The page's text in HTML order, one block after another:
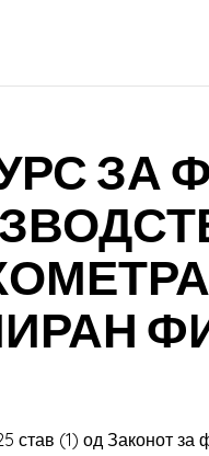
ЗА
став (1) од Законот за